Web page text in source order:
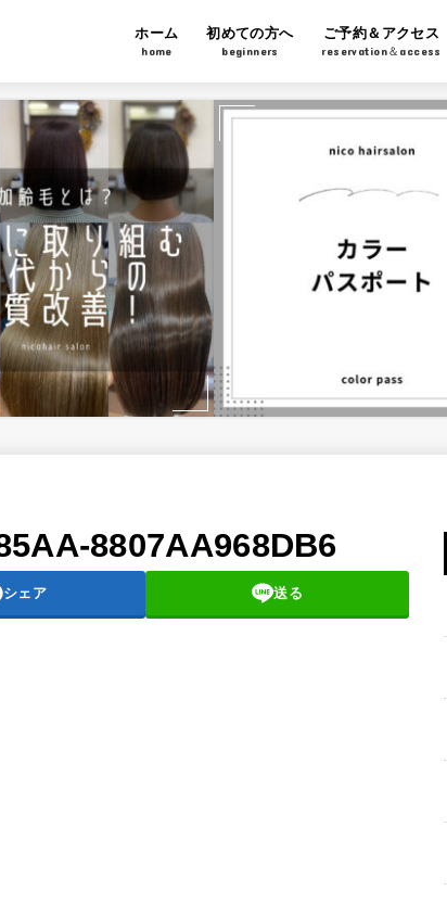
ホーム
home
初めての方へ
beginners
ご予約＆アクセス
reservation＆access
8807AA968DB6
シェア 送る